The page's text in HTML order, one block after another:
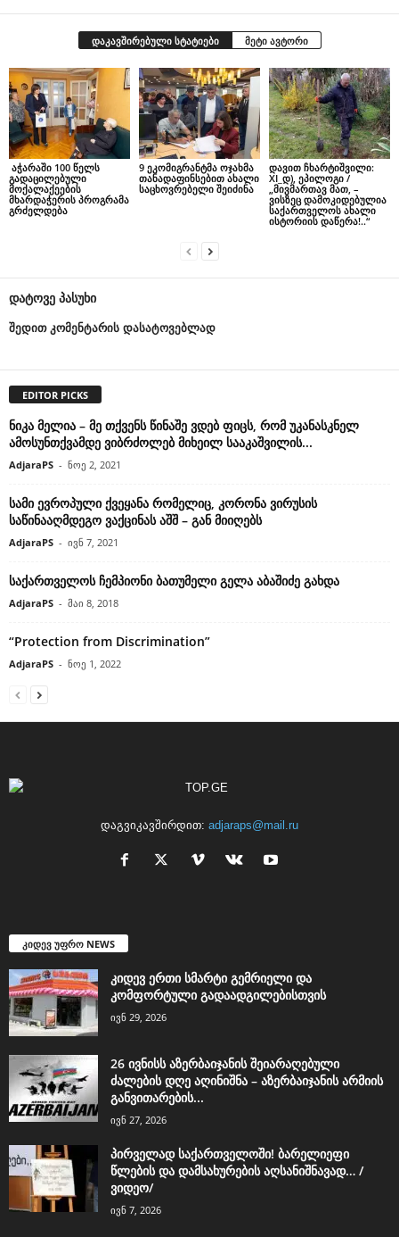
დაკავშირებული სტატიები მეტი ავტორი
აჭარაში 100 წელს
გადაცილებული
მოქალაქეების
მხარდაჭერის პროგრამა
გრძელდება
9 ეკომიგრანტმა ოჯახმა
თანადაფინსებით ახალი
საცხოვრებელი შეიძინა
დავით ჩხარტიშვილი:
XI_დ), ეპილოგი /
„მივმართავ მათ, –
ვისზეც დამოკიდებულია
საქართველოს ახალი
ისტორიის დაწერა!..“
დატოვე პასუხი
შედით კომენტარის დასატოვებლად
EDITOR PICKS
ნიკა მელია – მე თქვენს წინაშე ვდებ ფიცს, რომ უკანასკნელ
ამოსუნთქვამდე ვიბრძოლებ მიხეილ სააკაშვილის...
AdjaraPS - ნოე 2, 2021
სამი ევროპული ქვეყანა რომელიც, კორონა ვირუსის
საწინააღმდეგო ვაქცინას აშშ – გან მიიღებს
AdjaraPS - ივნ 7, 2021
საქართველოს ჩემპიონი ბათუმელი გელა აბაშიძე გახდა
AdjaraPS - მაი 8, 2018
“Protection from Discrimination”
AdjaraPS - ნოე 1, 2022
დაგვიკავშირდით: adjaraps@mail.ru
კიდევ უფრო NEWS
კიდევ ერთი სმარტი გემრიელი და
კომფორტული გადაადგილებისთვის
ივნ 29, 2026
26 ივნისს აზერბაიჯანის შეიარაღებული
ძალების დღე აღინიშნა – აზერბაიჯანის არმიის
განვითარების...
ივნ 27, 2026
პირველად საქართველოში! ბარელიეფი
წლების და დამსახურების აღსანიშნავად… /
ვიდეო/
ივნ 7, 2026